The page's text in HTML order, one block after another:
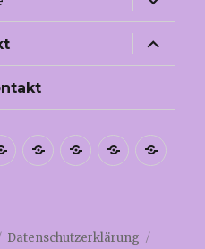
KurdîPortuguêsPressespiegel
Русскийالعربية
Datenschutzerklärung